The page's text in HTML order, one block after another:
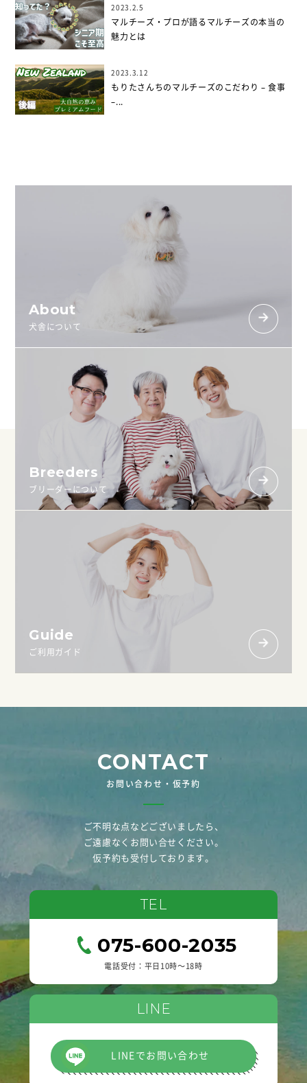
2023.2.5
マルチーズ・プロが語るマルチーズの本当の
魅力とは
2023.3.12
もりたさんちのマルチーズのこだわり – 食事
–...
About
犬舎について
Breeders
ブリーダーについて
Guide
ご利用ガイド
CONTACT
お問い合わせ・仮予約
ご不明な点などございましたら、
ご遠慮なくお問い合せください。
仮予約も受付しております。
TEL
075-600-2035
電話受付：平日10時〜18時
LINE
LINEでお問い合わせ